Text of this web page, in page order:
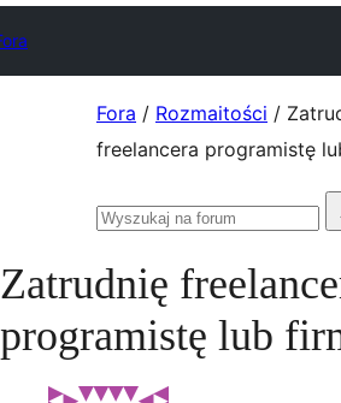
Fora / Rozmaitości /
freelancera programistę
Szukaj:
Zatrudnię
programistę lub